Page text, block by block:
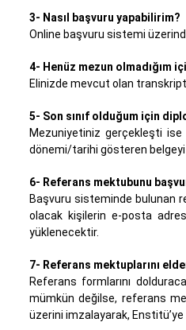
3- Nasıl başvuru yapabilirim?
Online başvuru sistemi
4- Henüz mezun olmadığım
Elinizde mevcut olan
5- Son sınıf olduğum için
Mezuniyetiniz gerçekleşti ise
dönemi/tarihi gösteren belgeyi
6- Referans mektubunu
Başvuru sisteminde bulunan
olacak kişilerin e-posta
yüklenecektir.
7- Referans mektuplarını
Referans formlarını
mümkün değilse, referans
üzerini imzalayarak,